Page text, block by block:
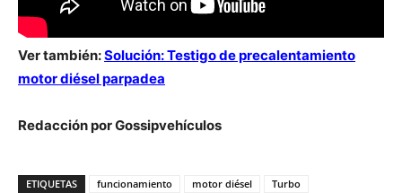
Ver también:Solución: Testigo de precalentamiento
motor diésel parpadea
Redacción por Gossipvehículos
ETIQUETAS funcionamiento motor diésel Turbo